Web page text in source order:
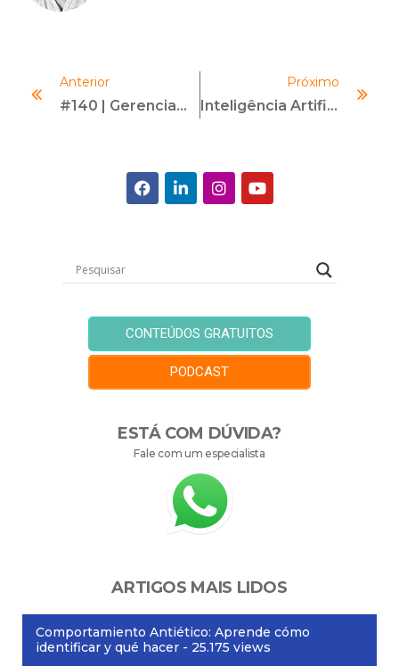
Anterior
#140 | Gerenciamento De Riscos De PLD/FTP | Com Luciano Vasconcelos Leite
Próximo
Inteligência Artificial E Compliance: Como A Tecnologia Impacta A Área
CONTEÚDOS GRATUITOS
PODCAST
ESTÁ COM DÚVIDA?
Fale com um especialista
ARTIGOS MAIS LIDOS
Comportamiento Antiético: Aprende cómo
identificar y qué hacer - 25.175 views